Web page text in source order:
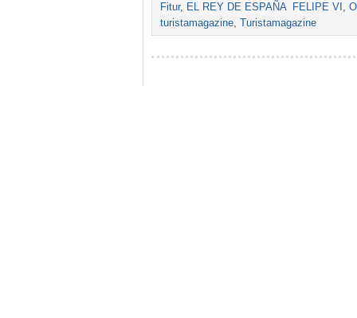
Fitur, EL REY DE ESPAÑA FELIPE VI ,
turistamagazine, Turistamagazine